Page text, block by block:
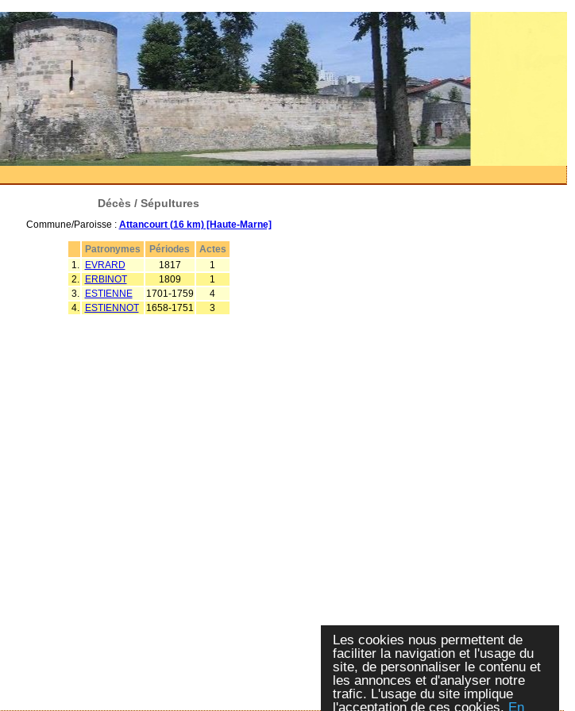
Les cookies nous permettent de
faciliter la navigation et l'usage du
site, de personnaliser le contenu et
les annonces et d'analyser notre
trafic. L'usage du site implique
l'acceptation de ces cookies. En
Décès / Sépultures
Commune/Paroisse : Attancourt (16 km) [Haute-Marne]
Patronymes Périodes
Actes
1.
EVRARD 1817
1
2.
ERBINOT 1809
1
3.
ESTIENNE 1701-1759
4
4.
ESTIENNOT 1658-1751 3